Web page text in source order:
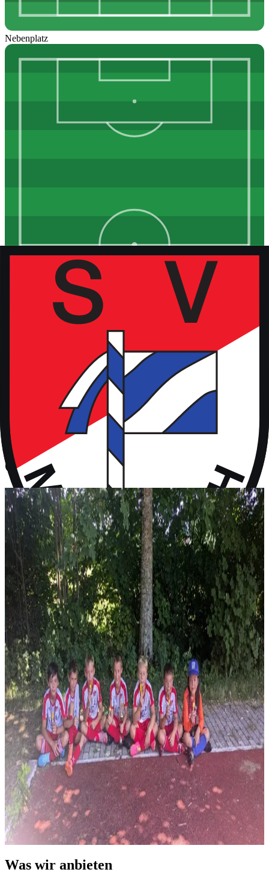
Nebenplatz
Kunstrasen
vor 10 Monaten
Aktuelles
Neuigkeiten aus dem Vereinsleben und kommende Termine
News
28. Juli 2026
F-Jugend holt Platz 2 beim Turnier in Wall
Vier Gruppensiege ohne Gegentor und ein 2:0 im Halbfinale – erst
im Finale wird unsere F-Jugend gestoppt: P...
News
14. Juli 2026
Rückblick: 1. Fanclub Worldcup Rot-Weiß –
Endrunde auf unserem Hauptplatz
36 Teams von FC-Bayern-Fanclubs aus vier Ländern, ein
Wochenende voller Fußball – und das große Finale auf...
News
14. Juli 2026
Ausblick: Das erwartet uns in der Saison 2026/27
Die Ligeneinteilung steht und der Spielplan ist da: Auftakt am 25.
Juli daheim gegen den FC Töging – und da...
Alle News & Termine ansehen
Was wir anbieten